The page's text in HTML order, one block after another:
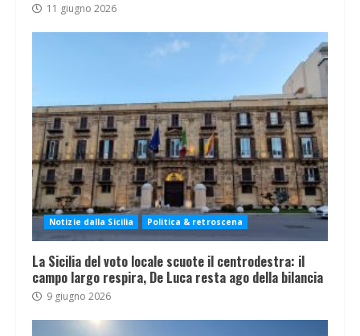
11 giugno 2026
Notizie dalla Sicilia Politica & retroscena
La Sicilia del voto locale scuote il centrodestra: il
campo largo respira, De Luca resta ago della bilancia
9 giugno 2026